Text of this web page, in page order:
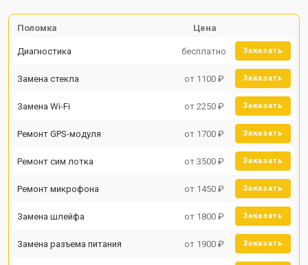
Поломка Цена
Диагностика бесплатно Заказать
Замена стекла от 1100 ₽ Заказать
Замена Wi-Fi от 2250 ₽ Заказать
Ремонт GPS-модуля от 1700 ₽ Заказать
Ремонт сим лотка от 3500 ₽ Заказать
Ремонт микрофона от 1450 ₽ Заказать
Замена шлейфа от 1800 ₽ Заказать
Замена разъема питания от 1900 ₽ Заказать